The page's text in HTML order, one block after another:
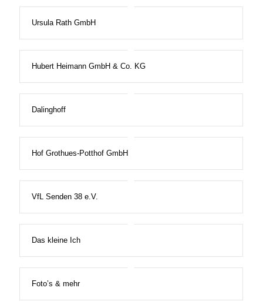
Ursula Rath GmbH
Hubert Heimann GmbH & Co. KG
Dalinghoff
Hof Grothues-Potthof GmbH
VfL Senden 38 e.V.
Das kleine Ich
Foto’s & mehr